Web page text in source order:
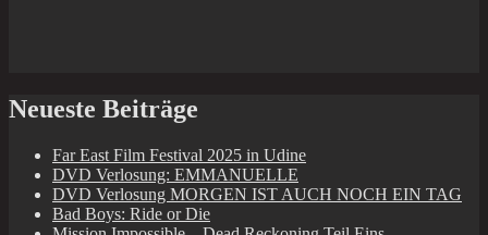
Neueste Beiträge
Far East Film Festival 2025 in Udine
DVD Verlosung: EMMANUELLE
DVD Verlosung MORGEN IST AUCH NOCH EIN TAG
Bad Boys: Ride or Die